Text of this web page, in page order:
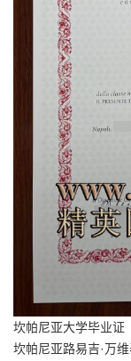
坎帕尼亚大学毕业证
坎帕尼亚路易吉·万